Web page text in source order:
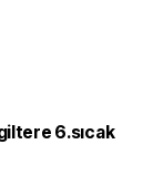
6.sıcak